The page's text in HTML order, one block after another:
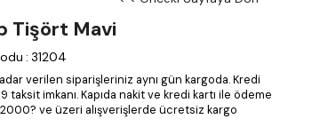
Tişört Mavi
: 31204
verilen siparişleriniz aynı gün kargoda. Kredi
taksit imkanı. Kapıda nakit ve kredi kartı ile ödeme
2000? ve üzeri alışverişlerde ücretsiz kargo